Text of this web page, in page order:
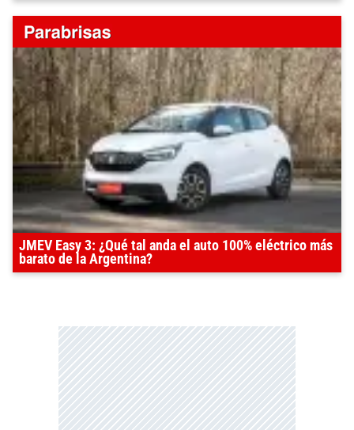
JMEV Easy 3: ¿Qué tal anda el auto 100% eléctrico más
barato de la Argentina?